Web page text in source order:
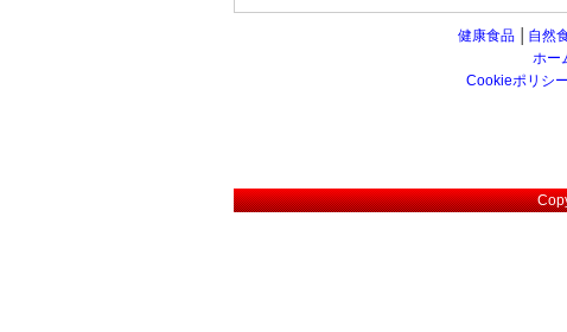
健康食品 自然
ホー
Cookieポリシー